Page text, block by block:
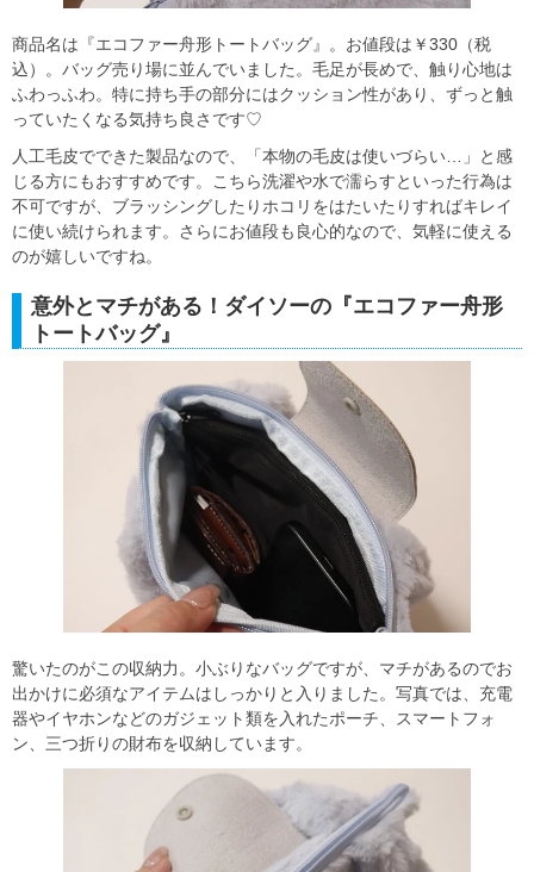
商品名は『エコファー舟形トートバッグ』。お値段は￥330（税
込）。バッグ売り場に並んでいました。毛足が長めで、触り心地は
ふわっふわ。特に持ち手の部分にはクッション性があり、ずっと触
っていたくなる気持ち良さです♡
人工毛皮でできた製品なので、「本物の毛皮は使いづらい…」と感
じる方にもおすすめです。こちら洗濯や水で濡らすといった行為は
不可ですが、ブラッシングしたりホコリをはたいたりすればキレイ
に使い続けられます。さらにお値段も良心的なので、気軽に使える
のが嬉しいですね。
意外とマチがある！ダイソーの『エコファー舟形
トートバッグ』
驚いたのがこの収納力。小ぶりなバッグですが、マチがあるのでお
出かけに必須なアイテムはしっかりと入りました。写真では、充電
器やイヤホンなどのガジェット類を入れたポーチ、スマートフォ
ン、三つ折りの財布を収納しています。